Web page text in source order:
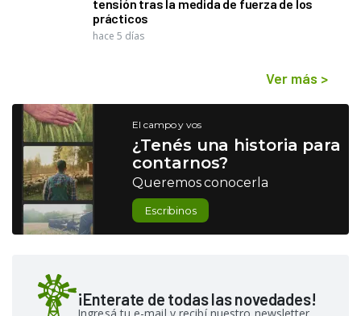
tensión tras la medida de fuerza de los
prácticos
hace 5 días
Ver más >
El campo y vos
¿Tenés una historia para
contarnos?
Queremos conocerla
Escribinos
¡Enterate de todas las novedades!